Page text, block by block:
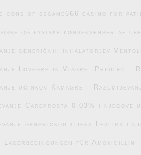
cons of ssgame666 casino for
og fysiske konsekvenser af
generičnih inhalatorjev
Lovegre in Viagre: Pregled
učinkov Kamagre
Careprosta 0.03% i njegove
generičkog lijeka Levitra i
Lagerbedingungen für Amoxicillin